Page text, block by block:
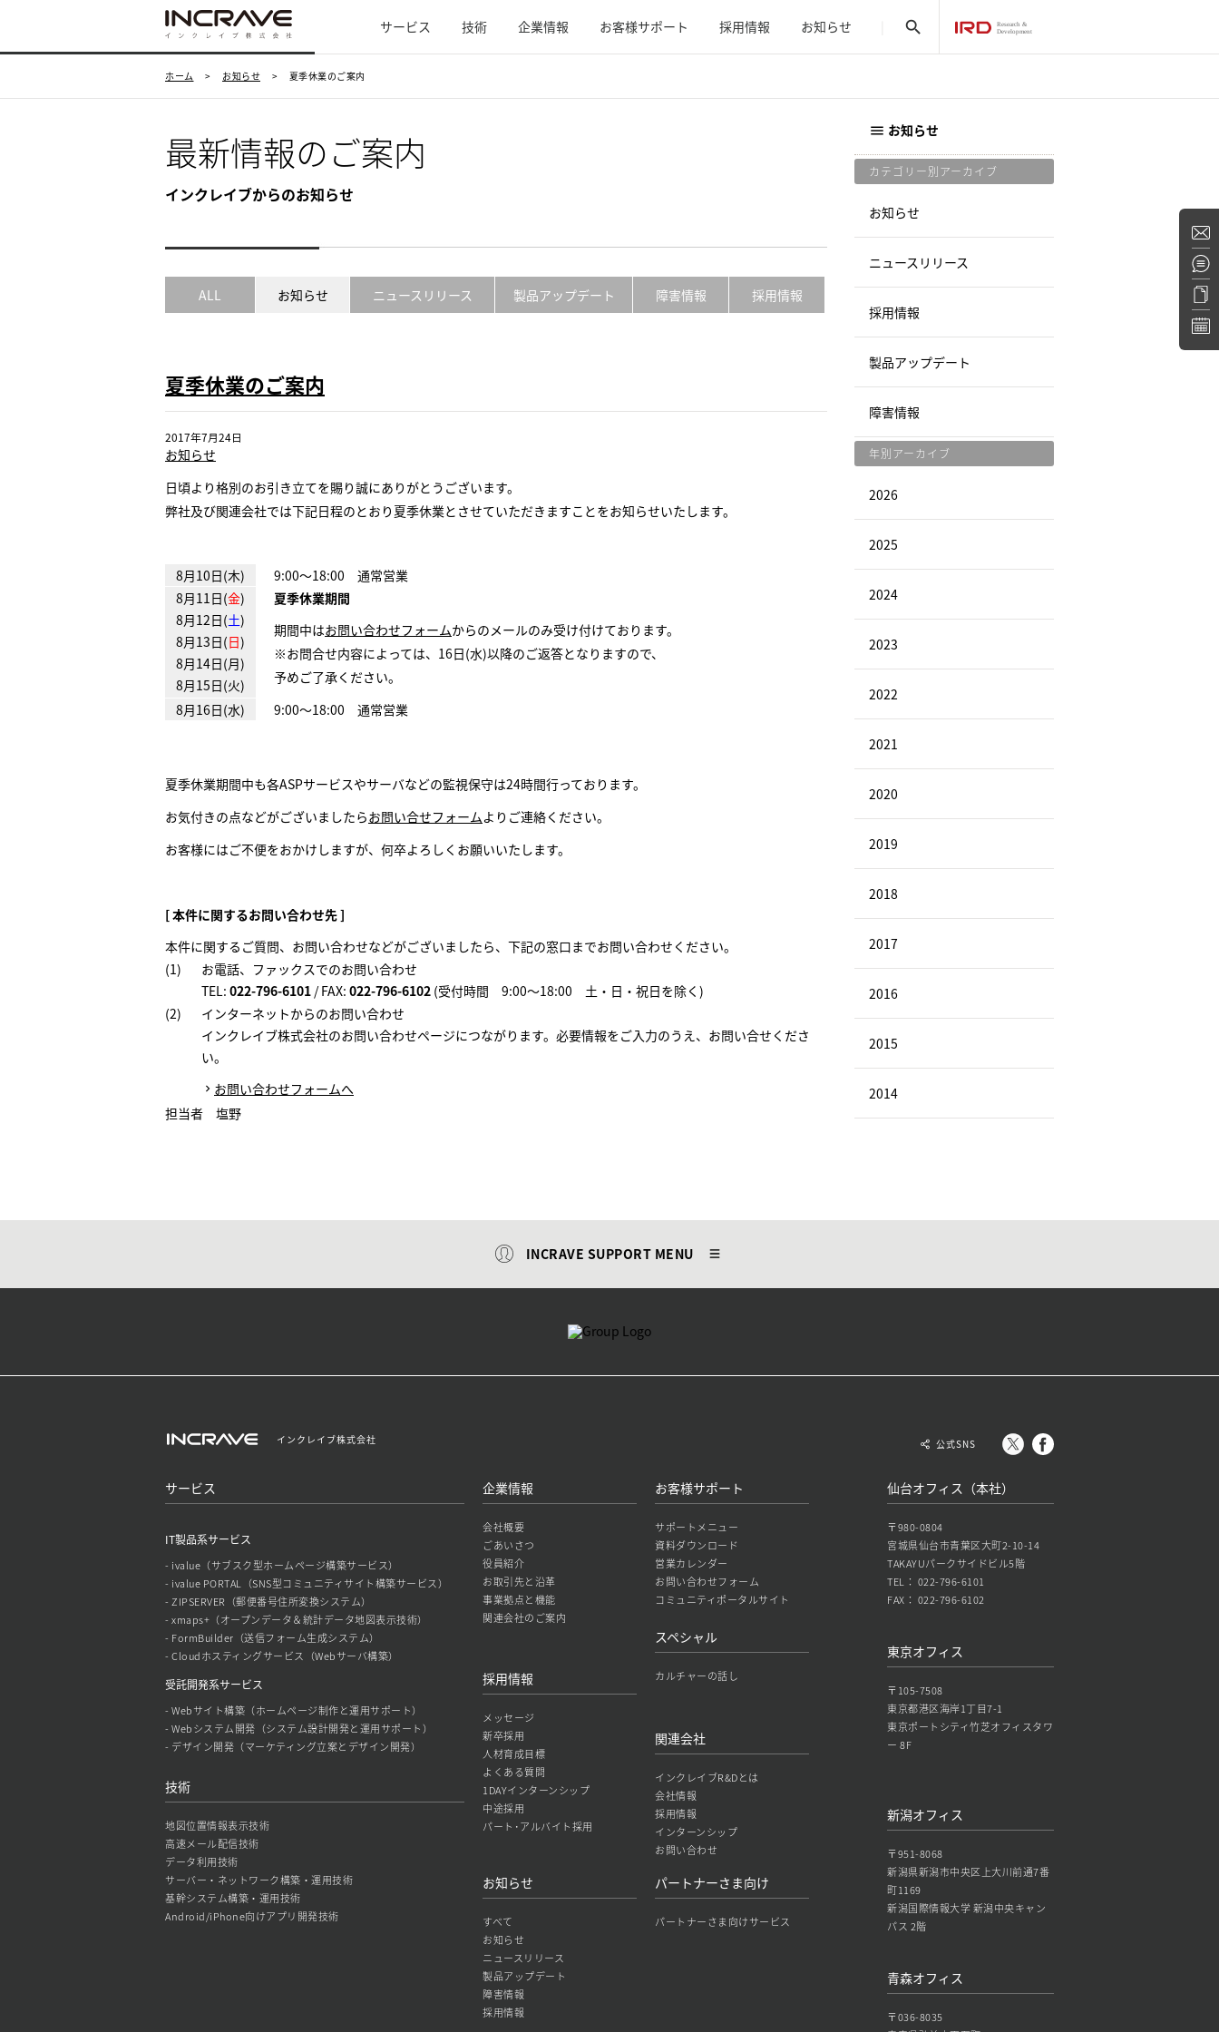
サービス 技術 企業情報 お客様サポート 採用情報 お知らせ search
ホーム > お知らせ > 夏季休業のご案内
最新情報のご案内
インクレイブからのお知らせ
ALL お知らせ ニュースリリース 製品アップデート 障害情報 採用情報
夏季休業のご案内
2017年7月24日
お知らせ
日頃より格別のお引き立てを賜り誠にありがとうございます。
弊社及び関連会社では下記日程のとおり夏季休業とさせていただきますことをお知らせいたします。
8月10日(木)
9:00～18:00 通常営業
8月11日(金)
8月12日(土)
8月13日(日)
8月14日(月)
8月15日(火)
夏季休業期間
期間中はお問い合わせフォームからのメールのみ受け付けております。
※お問合せ内容によっては、16日(水)以降のご返答となりますので、
予めご了承ください。
8月16日(水)
9:00～18:00 通常営業
夏季休業期間中も各ASPサービスやサーバなどの監視保守は24時間行っております。
お気付きの点などがございましたらお問い合せフォームよりご連絡ください。
お客様にはご不便をおかけしますが、何卒よろしくお願いいたします。
[ 本件に関するお問い合わせ先 ]
本件に関するご質問、お問い合わせなどがございましたら、下記の窓口までお問い合わせください。
(1)
お電話、ファックスでのお問い合わせ
TEL: 022-796-6101 / FAX: 022-796-6102 (受付時間 9:00～18:00 土・日・祝日を除く)
(2)
インターネットからのお問い合わせ
インクレイブ株式会社のお問い合わせページにつながります。必要情報をご入力のうえ、お問い合せくださ
い。
お問い合わせフォームへ
担当者 塩野
menu お知らせ
カテゴリー別アーカイブ
お知らせ
ニュースリリース
採用情報
製品アップデート
障害情報
年別アーカイブ
2026
2025
2024
2023
2022
2021
2020
2019
2018
2017
2016
2015
2014
INCRAVE SUPPORT MENU
インクレイブ株式会社 公式SNS
サービス
IT製品系サービス
- ivalue（サブスク型ホームページ構築サービス）
- ivalue PORTAL（SNS型コミュニティサイト構築サービス）
- ZIPSERVER（郵便番号住所変換システム）
- xmaps+（オープンデータ＆統計データ地図表示技術）
- FormBuilder（送信フォーム生成システム）
- Cloudホスティングサービス（Webサーバ構築）
受託開発系サービス
- Webサイト構築（ホームページ制作と運用サポート）
- Webシステム開発（システム設計開発と運用サポート）
- デザイン開発（マーケティング立案とデザイン開発）
技術
地図位置情報表示技術
高速メール配信技術
データ利用技術
サーバー・ネットワーク構築・運用技術
基幹システム構築・運用技術
Android/iPhone向けアプリ開発技術
企業情報
会社概要
ごあいさつ
役員紹介
お取引先と沿革
事業拠点と機能
関連会社のご案内
採用情報
メッセージ
新卒採用
人材育成目標
よくある質問
1DAYインターンシップ
中途採用
パート･アルバイト採用
お知らせ
すべて
お知らせ
ニュースリリース
製品アップデート
障害情報
採用情報
お客様サポート
サポートメニュー
資料ダウンロード
営業カレンダー
お問い合わせフォーム
コミュニティポータルサイト
スペシャル
カルチャーの話し
関連会社
インクレイブR&Dとは
会社情報
採用情報
インターンシップ
お問い合わせ
パートナーさま向け
パートナーさま向けサービス
仙台オフィス（本社）
〒980-0804
宮城県仙台市青葉区大町2-10-14
TAKAYUパークサイドビル5階
TEL： 022-796-6101
FAX： 022-796-6102
東京オフィス
〒105-7508
東京都港区海岸1丁目7-1
東京ポートシティ竹芝オフィスタワ
ー 8F
新潟オフィス
〒951-8068
新潟県新潟市中央区上大川前通7番
町1169
新潟国際情報大学 新潟中央キャン
パス 2階
青森オフィス
〒036-8035